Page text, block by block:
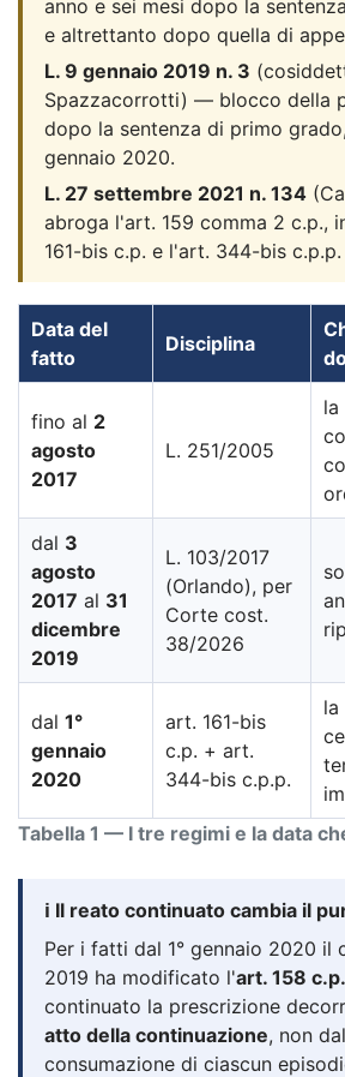
anno e sei mesi dopo la
e altrettanto dopo quella di
L. 9 gennaio 2019 n. 3
Spazzacorrotti) — blocco della
dopo la sentenza di primo
gennaio 2020.
L. 27 settembre 2021 n. 134
abroga l'art. 159 comma 2 c.p.,
161-bis c.p. e l'art. 344-bis c.p.p.
Tabella 1 — I tre regimi e la data
Data del
fatto
Disciplina
fino al 2
agosto
2017
L. 251/2005
la
dal 3
agosto
2017 al 31
dicembre
2019
L. 103/2017
(Orlando), per
Corte cost.
38/2026
dal 1°
gennaio
2020
art. 161-bis
c.p. + art.
344-bis c.p.p.
la
ℹ️ Il reato continuato cambia il
Per i fatti dal 1° gennaio 2020 il
2019 ha modificato l'art. 158 c.p.
continuato la prescrizione
atto della continuazione, non
consumazione di ciascun